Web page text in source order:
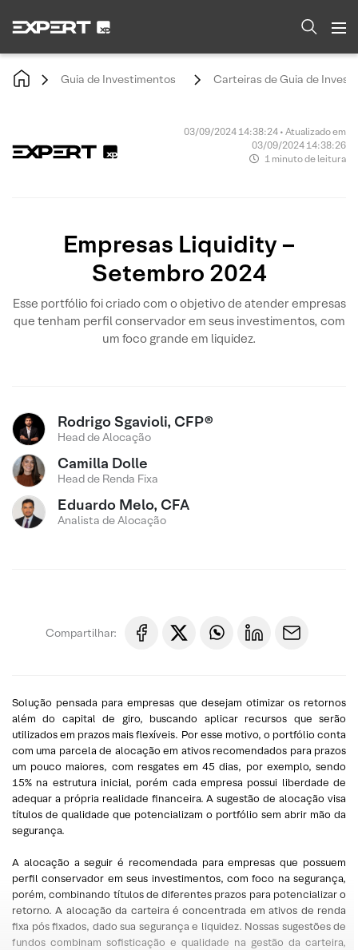
Guia de Investimentos Carteiras de Guia de
03/09/2024 14:38:24 • Atualizado em
03/09/2024 14:38:26
1 minuto de leitura
Empresas Liquidity –
Setembro 2024
Esse portfólio foi criado com o objetivo de atender empresas
que tenham perfil conservador em seus investimentos, com
um foco grande em liquidez.
Rodrigo Sgavioli, CFP®
Head de Alocação
Camilla Dolle
Head de Renda Fixa
Eduardo Melo, CFA
Analista de Alocação
Compartilhar:
Solução pensada para empresas que desejam otimizar os retornos
além do capital de giro, buscando aplicar recursos que serão
utilizados em prazos mais flexíveis. Por esse motivo, o portfólio conta
com uma parcela de alocação em ativos recomendados para prazos
um pouco maiores, com resgates em 45 dias, por exemplo, sendo
15% na estrutura inicial, porém cada empresa possui liberdade de
adequar a própria realidade financeira. A sugestão de alocação visa
títulos de qualidade que potencializam o portfólio sem abrir mão da
segurança.
A alocação a seguir é recomendada para empresas que possuem
perfil conservador em seus investimentos, com foco na segurança,
porém, combinando títulos de diferentes prazos para potencializar o
retorno. A alocação da carteira é concentrada em ativos de renda
fixa pós fixados, dado sua segurança e liquidez. Nossas sugestões de
fundos combinam sofisticação e qualidade na gestão da carteira,